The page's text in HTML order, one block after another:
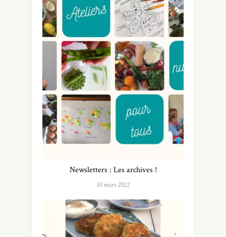
Newsletters : Les archives !
10 mars 2022